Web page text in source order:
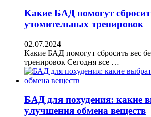
Какие БАД помогут
утомительных тренировок
02.07.2024
Какие БАД помогут сбросить вес
тренировок Сегодня все …
БАД для похудения: какие
улучшения обмена веществ